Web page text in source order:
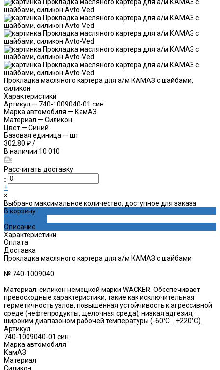
Прокладка масляного картера для а/м КАМАЗ с шайбами,
силикон
Характеристики
Артикул — 740-1009040-01 син
Марка автомобиля — КамАЗ
Материал — Силикон
Цвет — Синий
Базовая единица — шт
302.80 ₽/
В наличии 10 010
Рассчитать доставку
-
+
×
Выбрано максимальное количество, доступное для заказа
В корзину
Описание
Характеристики
Оплата
Доставка
Прокладка масляного картера для а/м КАМАЗ с шайбами
№ 740-1009040
Материал: силикон немецкой марки WACKER. Обеспечивает
превосходные характеристики, такие как исключительная
герметичность узлов, повышенная устойчивость к агрессивной
среде (нефтепродукты, щелочная среда), низкая адгезия,
широким диапазоном рабочей температуры (-60°C .. +220°C).
Артикул
740-1009040-01 син
Марка автомобиля
КамАЗ
Материал
Силикон